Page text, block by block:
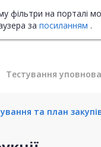
фільтри на
за посиланням .
Тестування
та план